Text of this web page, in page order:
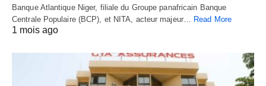
Banque Atlantique Niger, filiale du Groupe panafricain Banque
Centrale Populaire (BCP), et NITA, acteur majeur…
Read More
1 mois ago